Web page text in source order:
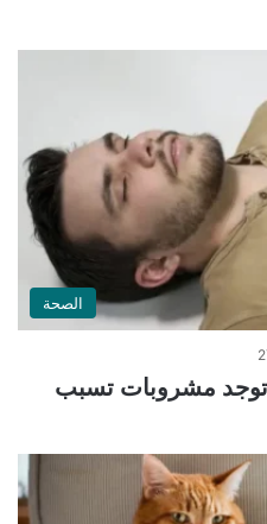
الصحة
مشروبات تسبب